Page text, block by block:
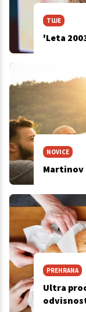
TUJE
'Leta
NOVICE
Martinov
PREHRANA
Ultra